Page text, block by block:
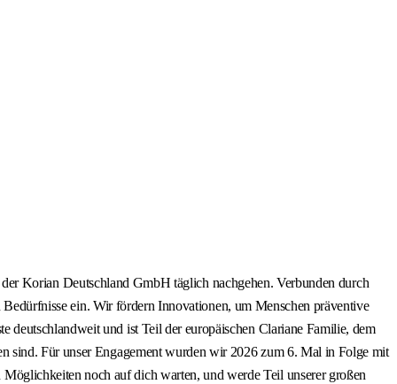
Korian Deutschland GmbH täglich nachgehen. Verbunden durch
ein. Wir fördern Innovationen, um Menschen präventive
und ist Teil der europäischen Clariane Familie, dem
sind. Für unser Engagement wurden wir 2026 zum 6. Mal in Folge mit
noch auf dich warten, und werde Teil unserer großen